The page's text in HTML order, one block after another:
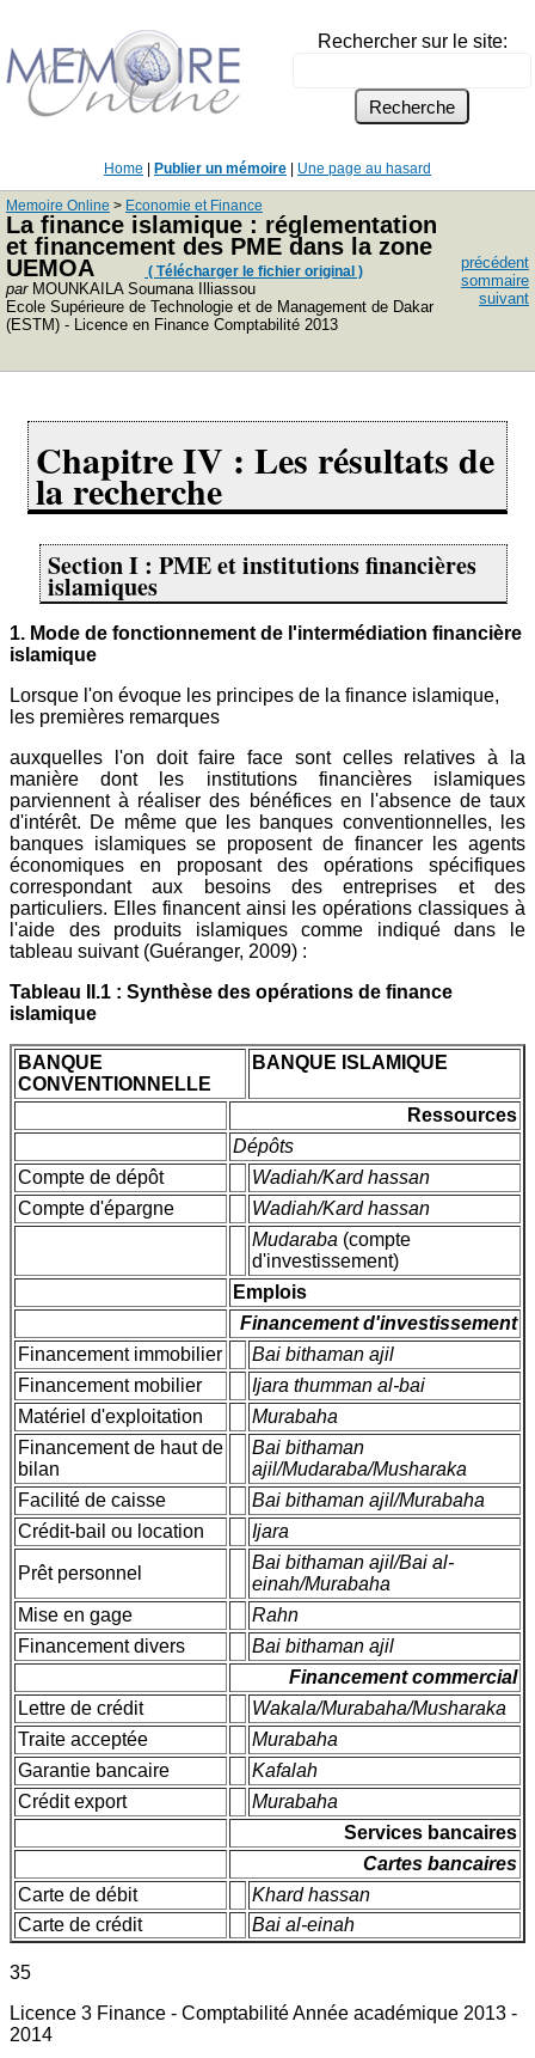
Rechercher sur le site:
Home Publier un mémoire Une page au hasard
Memoire Online > Economie et Finance
La finance islamique : réglementation
et financement des PME dans la zone
UEMOA
( Télécharger le fichier original )
parMOUNKAILA Soumana Illiassou
Ecole Supérieure de Technologie et de Management de Dakar
(ESTM) - Licence en Finance Comptabilité 2013
précédent
sommaire
suivant
Chapitre IV : Les résultats de
la recherche
Section I : PME et institutions financières
islamiques
1. Mode de fonctionnement de l'intermédiation financière
islamique
Lorsque l'on évoque les principes de la finance islamique,
les premières remarques
auxquelles l'on doit faire face sont celles relatives à la
manière dont les institutions financières islamiques
parviennent à réaliser des bénéfices en l'absence de taux
d'intérêt. De même que les banques conventionnelles, les
banques islamiques se proposent de financer les agents
économiques en proposant des opérations spécifiques
correspondant aux besoins des entreprises et des
particuliers. Elles financent ainsi les opérations classiques à
l'aide des produits islamiques comme indiqué dans le
tableau suivant (Guéranger, 2009) :
Tableau II.1 : Synthèse des opérations de finance
islamique
BANQUE
CONVENTIONNELLE
BANQUE ISLAMIQUE
Ressources
Dépôts
Compte de dépôt
Wadiah/Kard hassan
Compte d'épargne
Wadiah/Kard hassan
Mudaraba (compte
d'investissement)
Emplois
Financement d'investissement
Financement immobilier
Bai bithaman ajil
Financement mobilier
Ijara thumman al-bai
Matériel d'exploitation
Murabaha
Financement de haut de
bilan
Bai bithaman
ajil/Mudaraba/Musharaka
Facilité de caisse
Bai bithaman ajil/Murabaha
Crédit-bail ou location
Ijara
Prêt personnel
Bai bithaman ajil/Bai al-
einah/Murabaha
Mise en gage
Rahn
Financement divers
Bai bithaman ajil
Financement commercial
Lettre de crédit
Wakala/Murabaha/Musharaka
Traite acceptée
Murabaha
Garantie bancaire
Kafalah
Crédit export
Murabaha
Services bancaires
Cartes bancaires
Carte de débit
Khard hassan
Carte de crédit
Bai al-einah
35
Licence 3 Finance - Comptabilité Année académique 2013 -
2014